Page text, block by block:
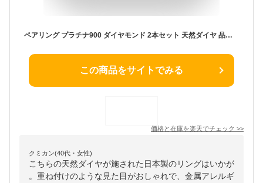
ペアリング プラチナ900 ダイヤモンド 2本セット 天然ダイヤ 品質保証書 金属アレルギー 日本製 おしゃれ ジュエリー プレゼント ギフト クリスマス 卒業式 入学式 卒園式 入園式 お祝い
この商品をサイトでみる
価格と在庫を楽天でチェック >>
クミカン(40代・女性)
こちらの天然ダイヤが施された日本製のリングはいかが
。重ね付けのような見た目がおしゃれで、金属アレルギ